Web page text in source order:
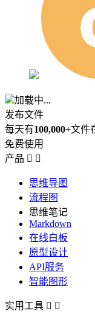
加载中...
发布文件
每天有100,000+文件
免费使用
产品  
思维导图
流程图
思维笔记
Markdown
在线白板
原型设计
API服务
智能图形
实用工具  